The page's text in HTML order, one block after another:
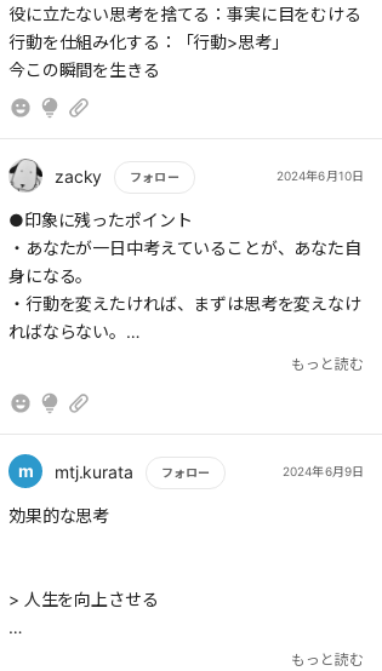
> (1)「問題を解決する方法」を考えて、問いの
答えを見つけること。
> (2)「知識」を完全に自分のものにして、自分
るために活用できるようになること。
> 常に「これは考える価値のあることか?」と
> 人は「勝手な決めつけ」をしがちだ。たとえ
ば、メールの返事がないと、「私のことなどど
役に立たない思考を捨てる：事実に目をむける
行動を仕組み化する：「行動>思考」
zacky フォロー 2024年6月10日
もっと読む
●印象に残ったポイント
・あなたが一日中考えていることが、あなた自
身になる。
・行動を変えたければ、まずは思考を変えなけ
ればならない。
・常に「これは考える価値のあることか?」と
・行動を仕組み化できれば、思考の手間を省け
ときだけ思考すればよい。
もっと読む
m mtj.kurata フォロー 2024年6月9日
もっと読む
効果的な思考
> 人生を向上させる
もっと読む